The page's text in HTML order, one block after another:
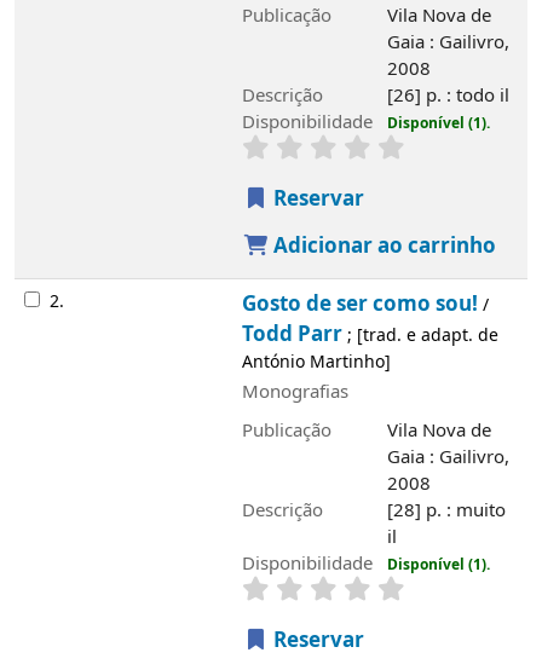
Publicação
Vila Nova de
Gaia : Gailivro,
2008
Descrição
[26] p. : todo il
Disponibilidade
Disponível (1).
Reservar
Adicionar ao carrinho
2. Gosto de ser como sou! /
Todd Parr; [trad. e adapt. de
António Martinho]
Monografias
Publicação
Vila Nova de
Gaia : Gailivro,
2008
Descrição
[28] p. : muito
il
Disponibilidade
Disponível (1).
Reservar